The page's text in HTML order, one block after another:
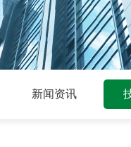
新闻资讯